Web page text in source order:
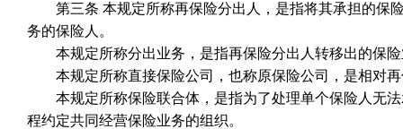
第三条 本规定所称再保险分出人，是指将其承担的保险
务的保险人。
本规定所称分出业务，是指再保险分出人转移出的保险
本规定所称直接保险公司，也称原保险公司，是相对再
本规定所称保险联合体，是指为了处理单个保险人无法
程约定共同经营保险业务的组织。